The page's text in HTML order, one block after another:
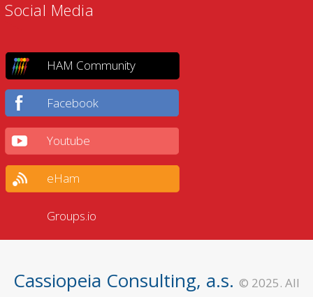
Social Media
HAM Community
Facebook
Youtube
eHam
Groups.io
Cassiopeia Consulting, a.s. © 2025. All